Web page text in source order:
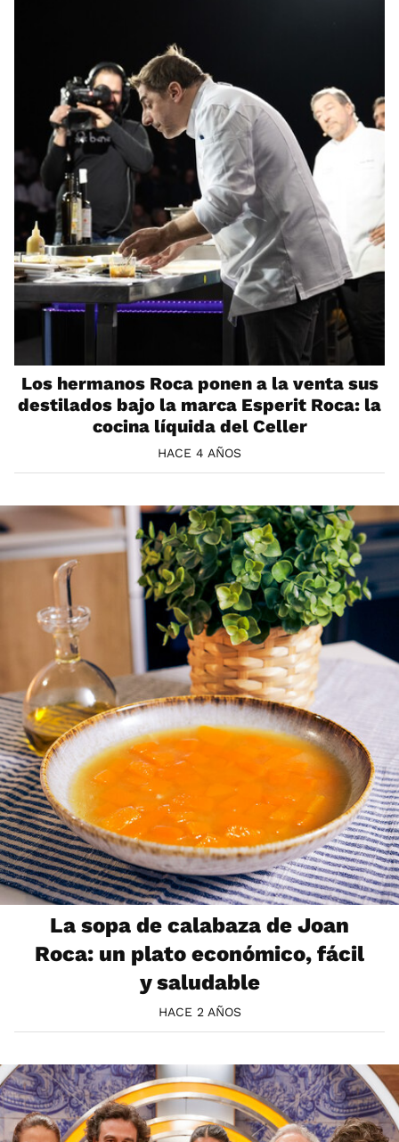
Los hermanos Roca ponen a la venta sus
destilados bajo la marca Esperit Roca: la
cocina líquida del Celler
HACE 4 AÑOS
La sopa de calabaza de Joan
Roca: un plato económico, fácil
y saludable
HACE 2 AÑOS